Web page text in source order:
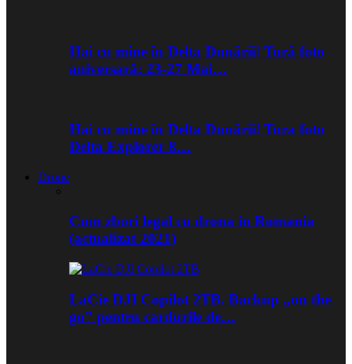
Hai cu mine în Delta Dunării! Tură foto
aniversară: 23-27 Mai…
Hai cu mine în Delta Dunării! Tura foto
Delta Explorer 8…
Drone
Cum zbori legal cu drona in Romania
(actualizat 2021)
LaCie DJI Copilot 2TB. Backup „on the
go” pentru cardurile de…